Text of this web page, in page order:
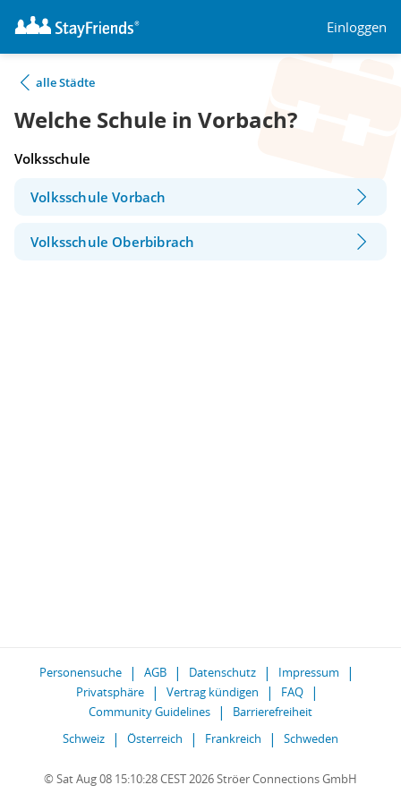
Einloggen
alle Städte
Welche Schule in Vorbach?
Volksschule
Volksschule Vorbach
Volksschule Oberbibrach
Personensuche AGB Datenschutz
Impressum
Privatsphäre
Vertrag kündigen
FAQ
Community Guidelines
Barrierefreiheit
Schweiz
Österreich Frankreich Schweden
© Sat Aug 08 15:10:28 CEST 2026 Ströer Connections GmbH